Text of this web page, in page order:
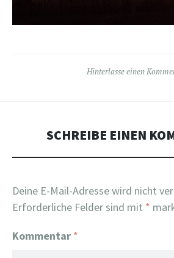
Hinterlasse einen
SCHREIBE EINEN
Deine E-Mail-Adresse wird nicht
Erforderliche Felder sind mit *
Kommentar *